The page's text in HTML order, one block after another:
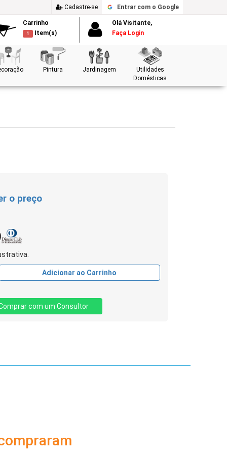
Cadastre-se Entrar com o Google
Carrinho
1 Item(s)
Olá Visitante,
Faça Login
Pintura Jardinagem
Utilidades
Domésticas
o preço
Adicionar ao Carrinho
com um Consultor